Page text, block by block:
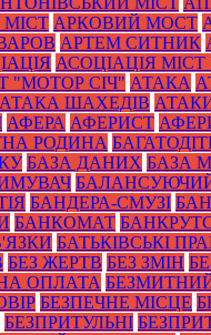
АРКОВИЙ МОСТ
АРТЕМ СИТНИК
АСОЦІАЦІЯ МІСТ
"МОТОР СІЧ" АТАКА
АТАКА ШАХЕДІВ
АФЕРА АФЕРИСТ
РОДИНА
БАЗА ДАНИХ БАЗА
БАНДЕРА-СМУЗІ
БАНКОМАТ
БАТЬКІВСЬКІ
БЕЗ ЖЕРТВ БЕЗ ЗМІН
ОПЛАТА
БЕЗПЕЧНЕ МІСЦЕ
БЕЗПРИТУЛЬНІ